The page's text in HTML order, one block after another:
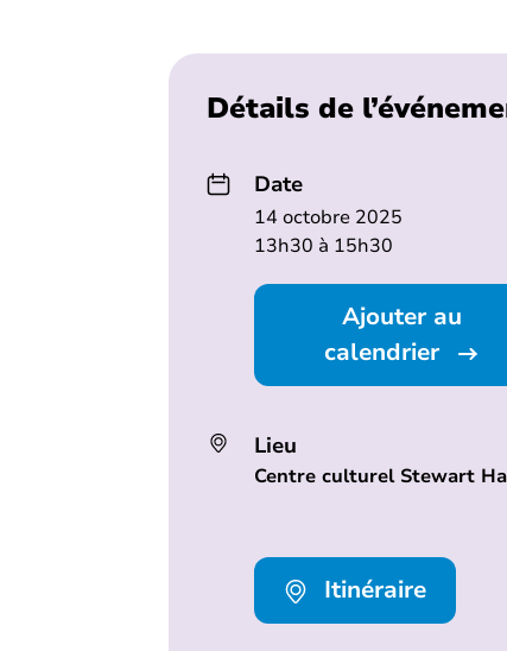
Détails de
Date
14 octobre 2025
13h30 à 15h30
Ajouter au
calendrier
Lieu
Centre culturel Stewart
Itinéraire